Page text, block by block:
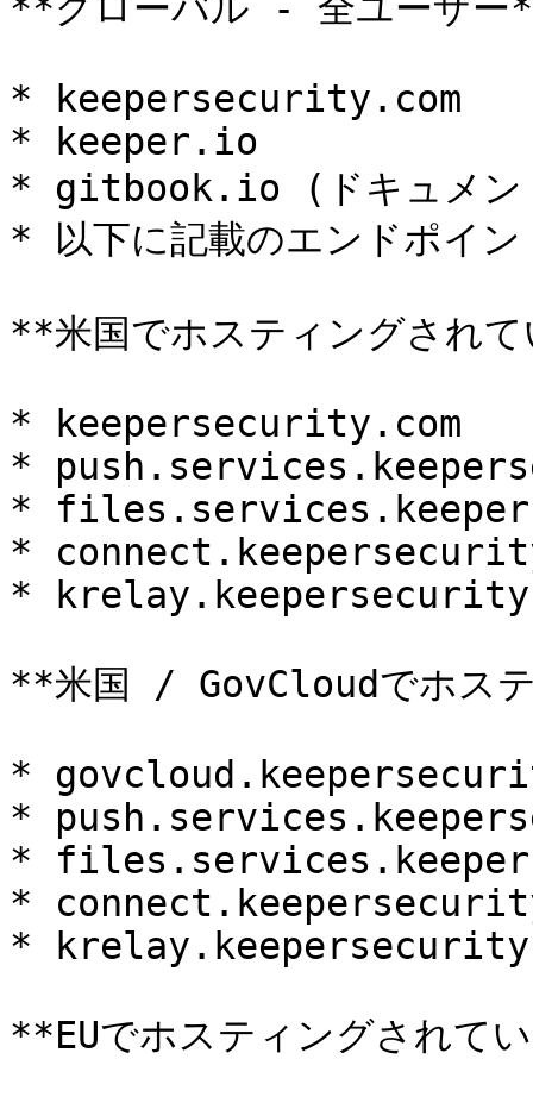
* keepersecurity.com
* keeper.io
* gitbook.io (ドキュメン
* 以下に記載のエンドポイン
**米国でホスティングされ
* keepersecurity.com
*
*
*
*
**米国 / GovCloudでホス
*
*
*
*
*
**EUでホスティングされて